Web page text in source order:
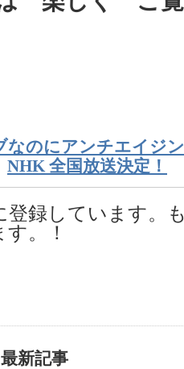
なのにアンチエイジ
NHK 全国放送決定！
登録しています。
。！
新記事